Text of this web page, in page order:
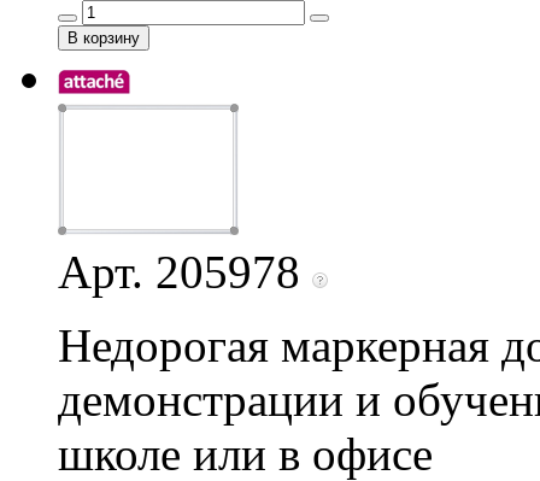
Арт. 205978
Недорогая маркерная
демонстрации и
школе или в офисе